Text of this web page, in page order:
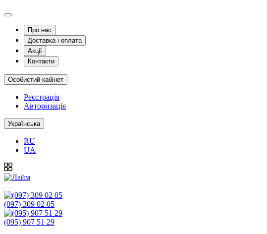
Про нас
Доставка і оплата
Акції
Контакти
Особистий кабінет
Реєстрація
Авторизація
Українська
RU
UA
(097) 309 02 05
(095) 907 51 29